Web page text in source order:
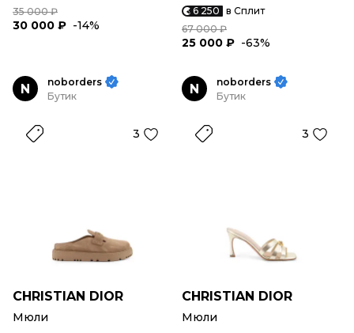
35 000 ₽
30 000 ₽ -14%
6 250 в Сплит
67 000 ₽
25 000 ₽ -63%
N
noborders
Бутик
3
CHRISTIAN DIOR
Мюли
N
noborders
Бутик
3
CHRISTIAN DIOR
Мюли